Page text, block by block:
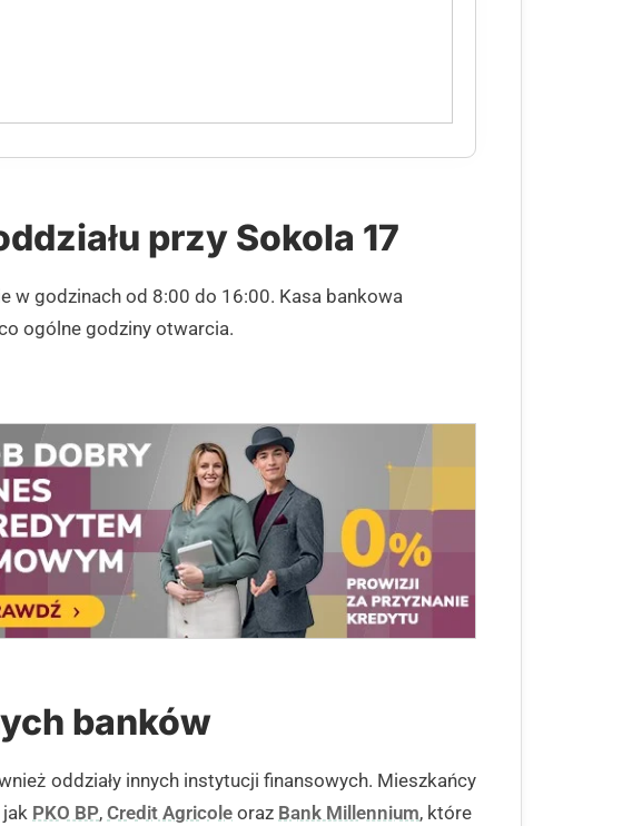
przy Sokola 17
w godzinach od 8:00 do 16:00. Kasa bankowa
ogólne godziny otwarcia.
banków
oddziały innych instytucji finansowych. Mieszkańcy
jak PKO BP, Credit Agricole oraz Bank Millennium, które